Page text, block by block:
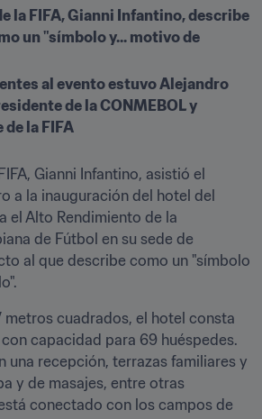
la FIFA, Gianni Infantino, describe
un "símbolo y... motivo de
al evento estuvo Alejandro
de la CONMEBOL y
la FIFA
Gianni Infantino, asistió el
a la inauguración del hotel del
el Alto Rendimiento de la
de Fútbol en su sede de
al que describe como un "símbolo
metros cuadrados, el hotel consta
capacidad para 69 huéspedes.
una recepción, terrazas familiares y
y de masajes, entre otras
conectado con los campos de